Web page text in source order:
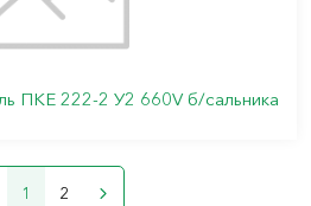
ПКЕ 222-2 У2 660V б/сальника
1 2